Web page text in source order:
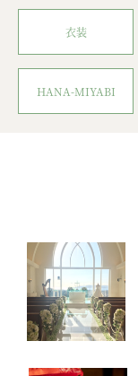
衣装
HANA-MIYABI